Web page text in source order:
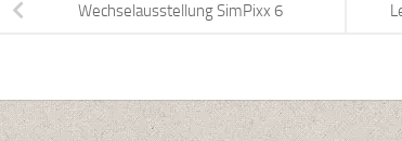
Wechselausstellung SimPixx 6